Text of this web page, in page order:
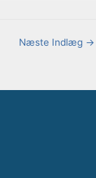
Næste Indlæg →